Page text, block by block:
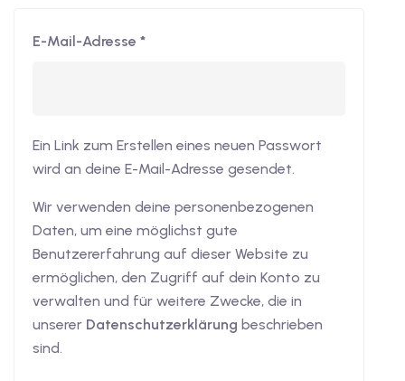
E-Mail-Adresse *
Ein Link zum Erstellen eines neuen Passwort
wird an deine E-Mail-Adresse gesendet.
Wir verwenden deine personenbezogenen
Daten, um eine möglichst gute
Benutzererfahrung auf dieser Website zu
ermöglichen, den Zugriff auf dein Konto zu
verwalten und für weitere Zwecke, die in
unserer Datenschutzerklärung beschrieben
sind.